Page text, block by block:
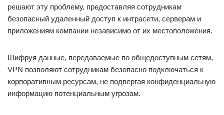
решают эту проблему, предоставляя сотрудникам
безопасный удаленный доступ к интрасети, серверам и
приложениям компании независимо от их местоположения.
Шифруя данные, передаваемые по общедоступным сетям,
VPN позволяют сотрудникам безопасно подключаться к
корпоративным ресурсам, не подвергая конфиденциальную
информацию потенциальным угрозам.